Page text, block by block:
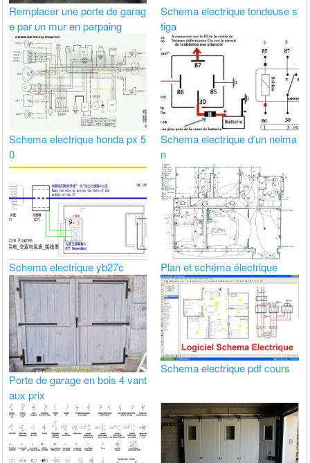
Remplacer une porte de garag
e par un mur en parpaing
Schema electrique tondeuse s
tiga
Schema electrique honda px 5
0
Schema electrique d’un neima
n
Schema electrique yb27c Plan et schéma électrique
Porte de garage en bois 4 vant
aux prix
Schema electrique pdf cours